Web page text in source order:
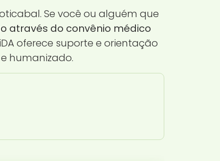
Se você ou alguém que
através do convênio médico
oferece suporte e orientação
humanizado.